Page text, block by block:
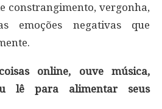
constrangimento, vergonha,
emoções negativas que
online, ouve música,
lê para alimentar seus